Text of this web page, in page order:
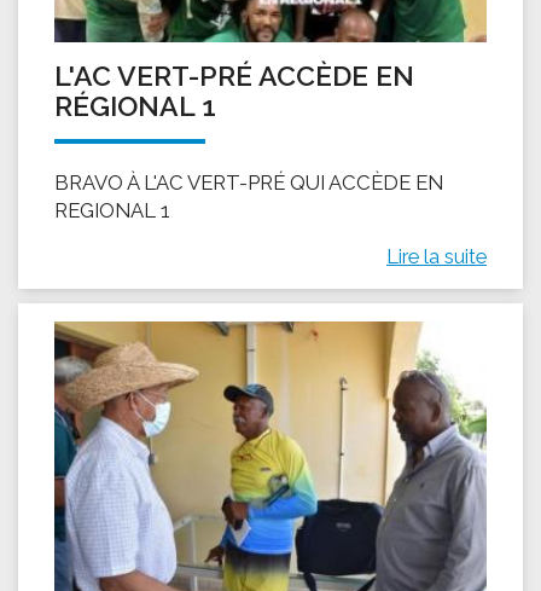
L'AC VERT-PRÉ ACCÈDE EN
RÉGIONAL 1
BRAVO À L'AC VERT-PRÉ QUI ACCÈDE EN
REGIONAL 1
Lire la suite